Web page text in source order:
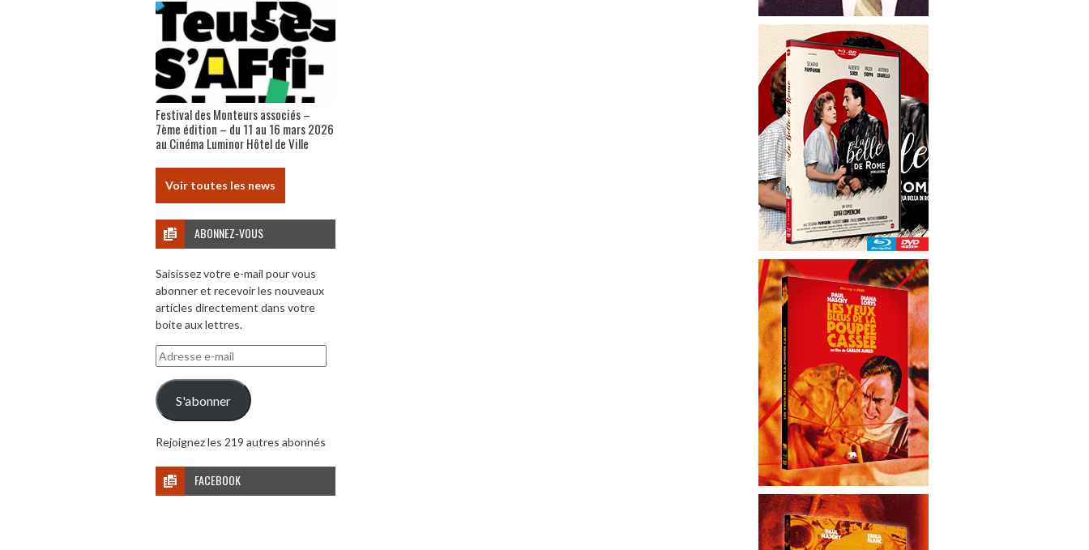
Festival des Monteurs associés –
7ème édition – du 11 au 16 mars 2026
au Cinéma Luminor Hôtel de Ville
Voir toutes les news
ABONNEZ-VOUS
Saisissez votre e-mail pour vous
abonner et recevoir les nouveaux
articles directement dans votre
boite aux lettres.
Adresse
e-
mail
S'abonner
Rejoignez les 219 autres abonnés
FACEBOOK